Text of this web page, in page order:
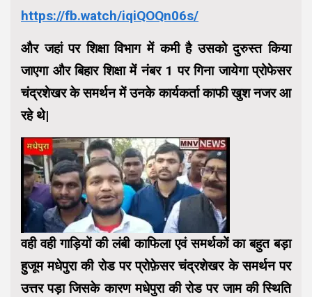
https://fb.watch/iqiQOQn06s/
और जहां पर शिक्षा विभाग में कमी है उसको दुरुस्त किया
जाएगा और बिहार शिक्षा में नंबर 1 पर गिना जायेगा प्रोफेसर
चंद्रशेखर के समर्थन में उनके कार्यकर्ता काफी खुश नजर आ
रहे थे|
वही वही गाड़ियों की लंबी काफिला एवं समर्थकों का बहुत बड़ा
हुजूम मधेपुरा की रोड पर प्रोफ़ेसर चंद्रशेखर के समर्थन पर
उत्तर पड़ा जिसके कारण मधेपुरा की रोड पर जाम की स्थिति